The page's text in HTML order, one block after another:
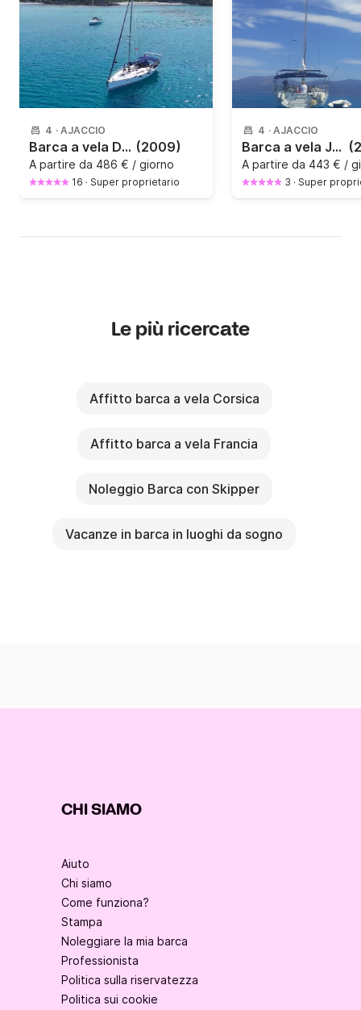
4 · AJACCIO
Barca a vela Dufour 425 Grand Large 12.9m (2009)
A partire da 486 € / giorno
16 · Super proprietario
4 · AJACCIO
Barca a vela Jeanneau Sun Odyssey 43 13m
A partire da 443 € /
3 · Super
Le più ricercate
Affitto barca a vela Corsica
Affitto barca a vela Francia
Noleggio Barca con Skipper
Vacanze in barca in luoghi da sogno
CHI SIAMO
Aiuto
Chi siamo
Come funziona?
Stampa
Noleggiare la mia barca
Professionista
Politica sulla riservatezza
Politica sui cookie